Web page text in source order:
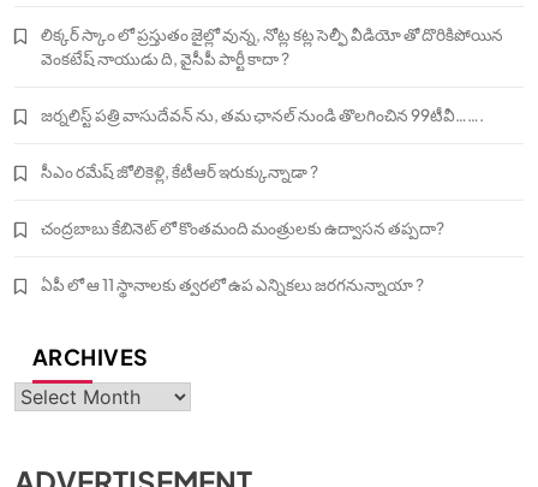
లిక్కర్ స్కాం లో ప్రస్తుతం జైల్లో వున్న, నోట్ల కట్ల సెల్ఫీ వీడియో తో దొరికిపోయిన
వెంకటేష్ నాయుడు ది, వైసీపీ పార్టీ కాదా ?
జర్నలిస్ట్ పత్రి వాసుదేవన్ ను, తమ ఛానల్ నుండి తొలగించిన 99టీవీ…….
సీఎం రమేష్ జోలికెళ్లి, కేటీఆర్ ఇరుక్కున్నాడా ?
చంద్రబాబు కేబినెట్ లో కొంతమంది మంత్రులకు ఉద్వాసన తప్పదా?
ఏపీ లో ఆ 11 స్థానాలకు త్వరలో ఉప ఎన్నికలు జరగనున్నాయా ?
ARCHIVES
Archives